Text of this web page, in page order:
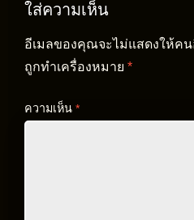
ใส่ความเห็น
อีเมลของคุณจะไม่แสดงให้ค
ถูกทำเครื่องหมาย *
ความเห็น *